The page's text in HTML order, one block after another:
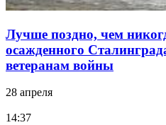
Лучше поздно, чем
осажденного
ветеранам войны
28 апреля
14:37